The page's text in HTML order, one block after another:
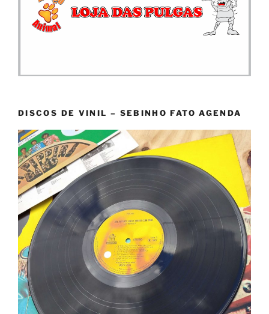
DISCOS DE VINIL – SEBINHO FATO AGENDA